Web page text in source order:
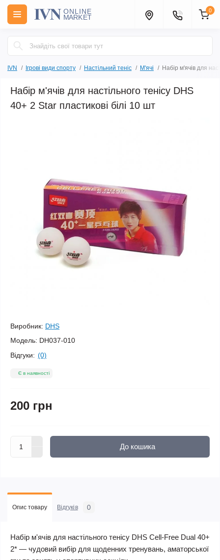
0
IVN Ігрові види спорту Настільний теніс М'ячі Набір м'ячів для
Набір м'ячів для настільного тенісу DHS
40+ 2 Star пластикові білі 10 шт
Виробник: DHS
Модель: DH037-010
Відгуки: (0)
Є в наявності
200 грн
До кошика
Опис товару Відгуків 0
Набір м'ячів для настільного тенісу DHS Cell-Free Dual 40+
2* — чудовий вибір для щоденних тренувань, аматорської